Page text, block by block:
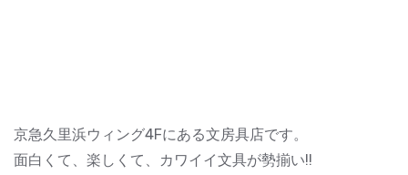
京急久里浜ウィング4Fにある文房具店です。
面白くて、楽しくて、カワイイ文具が勢揃い!!